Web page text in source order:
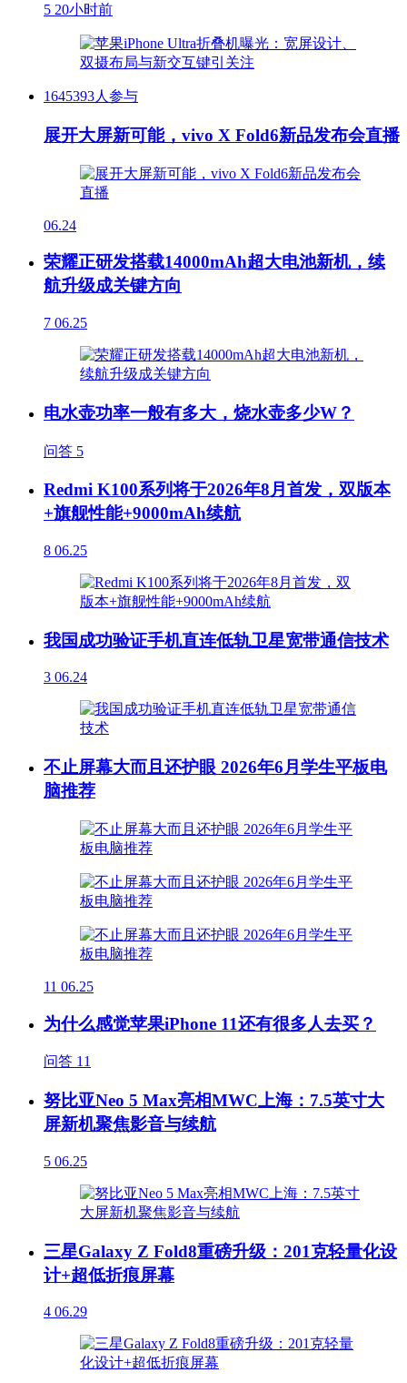
5 20小时前
1645393人参与
展开大屏新可能，vivo X Fold6新品发布会直播
06.24
荣耀正研发搭载14000mAh超大电池新机，续
航升级成关键方向
7 06.25
电水壶功率一般有多大，烧水壶多少W？
问答 5
Redmi K100系列将于2026年8月首发，双版本
+旗舰性能+9000mAh续航
8 06.25
我国成功验证手机直连低轨卫星宽带通信技术
3 06.24
不止屏幕大而且还护眼 2026年6月学生平板电
脑推荐
11 06.25
为什么感觉苹果iPhone 11还有很多人去买？
问答 11
努比亚Neo 5 Max亮相MWC上海：7.5英寸大
屏新机聚焦影音与续航
5 06.25
三星Galaxy Z Fold8重磅升级：201克轻量化设
计+超低折痕屏幕
4 06.29